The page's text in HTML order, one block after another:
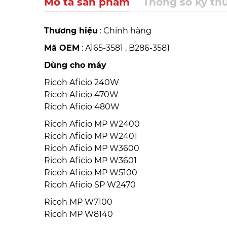
Thương hiệu : Chính hãng
Mã OEM : A165-3581 , B286-3581
Dùng cho máy
Ricoh Aficio 240W
Ricoh Aficio 470W
Ricoh Aficio 480W
Ricoh Aficio MP W2400
Ricoh Aficio MP W2401
Ricoh Aficio MP W3600
Ricoh Aficio MP W3601
Ricoh Aficio MP W5100
Ricoh Aficio SP W2470
Ricoh MP W7100
Ricoh MP W8140